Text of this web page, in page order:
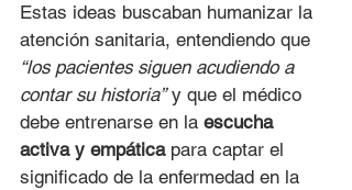
Estas ideas buscaban humanizar la
atención sanitaria, entendiendo que
“los pacientes siguen acudiendo a
contar su historia” y que el médico
debe entrenarse en la escucha
activa y empática para captar el
significado de la enfermedad en la